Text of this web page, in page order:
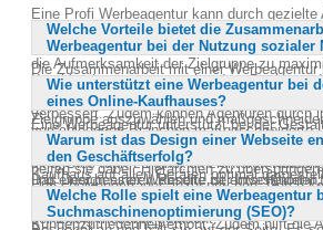
Eine Profi Werbeagentur kann durch gezielte
Anpassung bestehender Werbemittel deren
steigern. Sie nutzt moderne Techniken und
die Aufmerksamkeit der Zielgruppe zu
Kombination von ansprechendem Design
Marketing wird die Reichweite erhöht und die
verbessert. Zudem können Agenturen durch
verschiedenen Branchen maßgeschneiderte
auf die spezifischen Bedürfnisse eines
sind. Dies führt zu einer effizienteren
und einer besseren Rendite der Investitionen.
Welche Vorteile bietet die
Werbeagentur bei der Nutzung sozialer
Die Zusammenarbeit mit einer Werbeagentur
sozialer Netzwerke bietet zahlreiche Vorteile.
über das Know-how, um die richtige Plattform
Zielgruppe auszuwählen und
erstellen. Sie können durch gezielte
erhöhen und die Interaktion mit potenziellen
helfen sie dabei, Hierarchien zu
Entscheidungsträger anzusprechen. Durch
und Optimierung der Kampagnen wird die
der Erfolg messbar gemacht.
Wie unterstützt eine Werbeagentur bei
eines Online-Kaufhauses?
Eine Werbeagentur unterstützt bei der
Kaufhauses, indem sie ein ansprechendes
benutzerfreundliches Design entwickelt. Sie
Kaufhaus auf allen Geräten optimal
sicheres Bezahlsystem integriert ist. Durch
moderner Technologien wird die
Kundenzufriedenheit erhöht. Zudem hilft die
Warum ist das Design einer Webseite
den Geschäftserfolg?
Das Design einer Webseite ist entscheidend
Geschäftserfolg, da es den ersten Eindruck
vermittelt. Ein ansprechendes und
Welche Rolle spielt eine Werbeagentur
Suchmaschinenoptimierung (SEO)?